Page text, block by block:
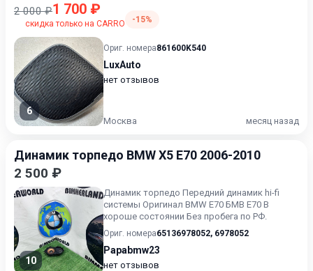
2 000 ₽1 700 ₽
скидка только на CARRO -15%
6
Ориг. номера861600K540
LuxAuto
нет отзывов
Москва месяц назад
Динамик торпедо BMW X5 E70 2006-2010
2 500 ₽
10
Динамик торпедо Передний динамик hi-fi
системы Оригинал BMW E70 БМВ Е70 В
хороше состоянии Без пробега по РФ.
Ориг. номера65136978052, 6978052
Papabmw23
нет отзывов